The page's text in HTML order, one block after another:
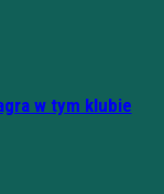
w tym klubie